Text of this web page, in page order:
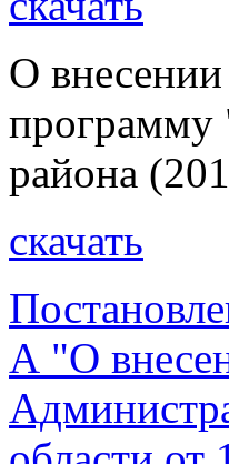
О
программу
района
скачать
А "О